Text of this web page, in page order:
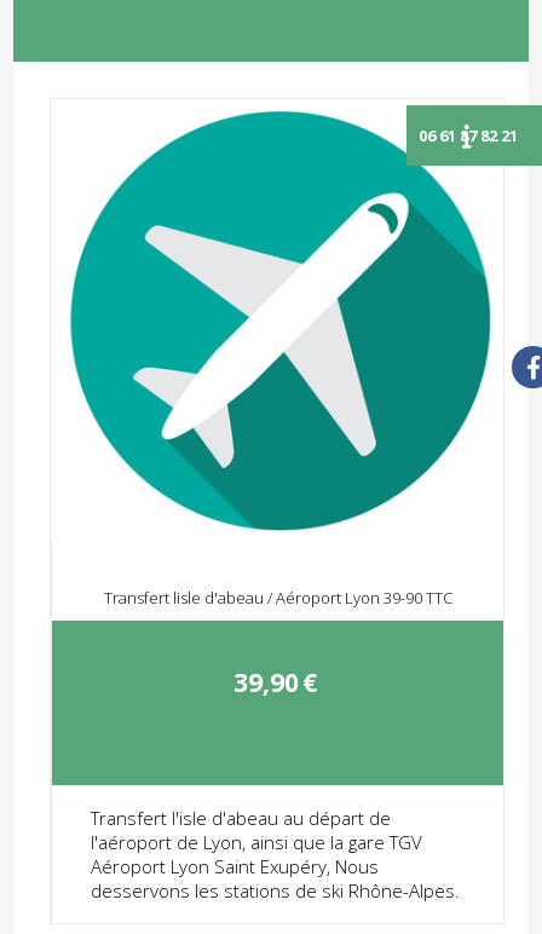
Transfert lisle d'abeau / Aéroport Lyon 39-90 TTC
39,90€
Transfert l'isle d'abeau au départ de
l'aéroport de Lyon, ainsi que la gare TGV
Aéroport Lyon Saint Exupéry, Nous
desservons les stations de ski Rhône-Alpes.